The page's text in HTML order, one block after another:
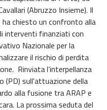
(Abruzzo Insieme). Il
chiesto un confronto alla
interventi finanziati con
Nazionale per la
il rischio di perdita
Rinviata l’interpellanza
(PD) sull'attuazione della
alla fusione tra ARAP e
La prossima seduta del